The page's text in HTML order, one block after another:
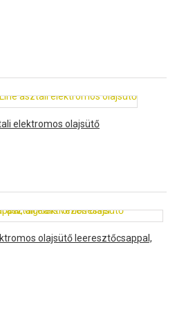
elektromos olajsütő
olajsütő leeresztőcsappal,